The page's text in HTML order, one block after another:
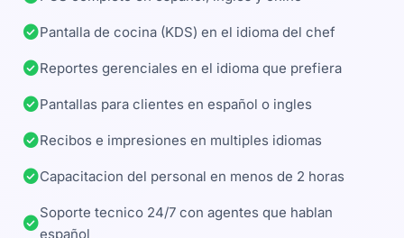
check_circlePantalla de cocina (KDS) en el idioma del chef
check_circleReportes gerenciales en el idioma que prefiera
check_circlePantallas para clientes en español o ingles
check_circleRecibos e impresiones en multiples idiomas
check_circleCapacitacion del personal en menos de 2 horas
check_circle
Soporte tecnico 24/7 con agentes que hablan
español